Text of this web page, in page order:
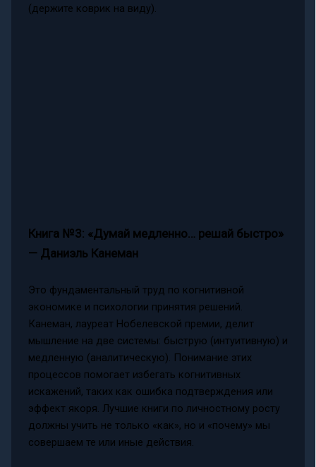
(держите коврик на виду).
Книга №3: «Думай медленно… решай быстро»
— Даниэль Канеман
Это фундаментальный труд по когнитивной
экономике и психологии принятия решений.
Канеман, лауреат Нобелевской премии, делит
мышление на две системы: быструю (интуитивную) и
медленную (аналитическую). Понимание этих
процессов помогает избегать когнитивных
искажений, таких как ошибка подтверждения или
эффект якоря. Лучшие книги по личностному росту
должны учить не только «как», но и «почему» мы
совершаем те или иные действия.